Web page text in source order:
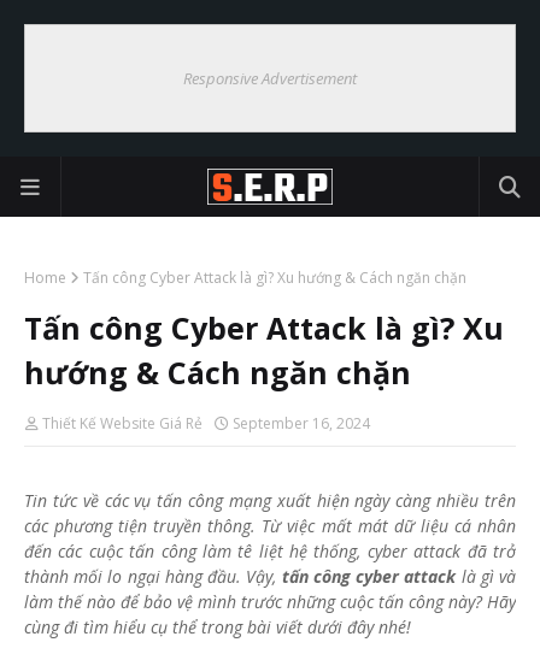
Responsive Advertisement
Home Tấn công Cyber Attack là gì? Xu hướng & Cách ngăn chặn
Tấn công Cyber Attack là gì? Xu
hướng & Cách ngăn chặn
Thiết Kế Website Giá Rẻ September 16, 2024
Tin tức về các vụ tấn công mạng xuất hiện ngày càng nhiều trên
các phương tiện truyền thông. Từ việc mất mát dữ liệu cá nhân
đến các cuộc tấn công làm tê liệt hệ thống, cyber attack đã trở
thành mối lo ngại hàng đầu. Vậy, tấn công cyber attacklà gì và
làm thế nào để bảo vệ mình trước những cuộc tấn công này? Hãy
cùng đi tìm hiểu cụ thể trong bài viết dưới đây nhé!